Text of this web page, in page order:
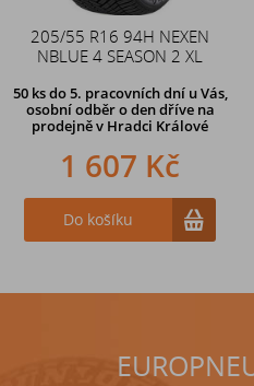
205/55 R16 94H NEXEN
NBLUE 4 SEASON 2 XL
50 ks do 5. pracovních dní u Vás,
osobní odběr o den dříve na
prodejněv Hradci Králové
1 607 Kč
Do košíku